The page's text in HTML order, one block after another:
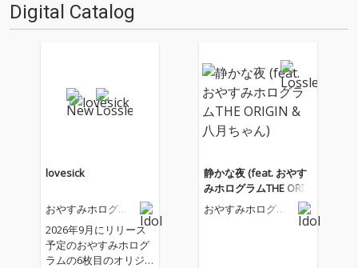
Digital Catalog
lovesick
おやすみホログラ
2026年9月にリリース
予定のおやすみホログ
ラムの6枚目のオリジ
静かな夜 (feat. おやす
みホログラムTHE ORIG
IN & 八月ちゃん)
おやすみホログラ